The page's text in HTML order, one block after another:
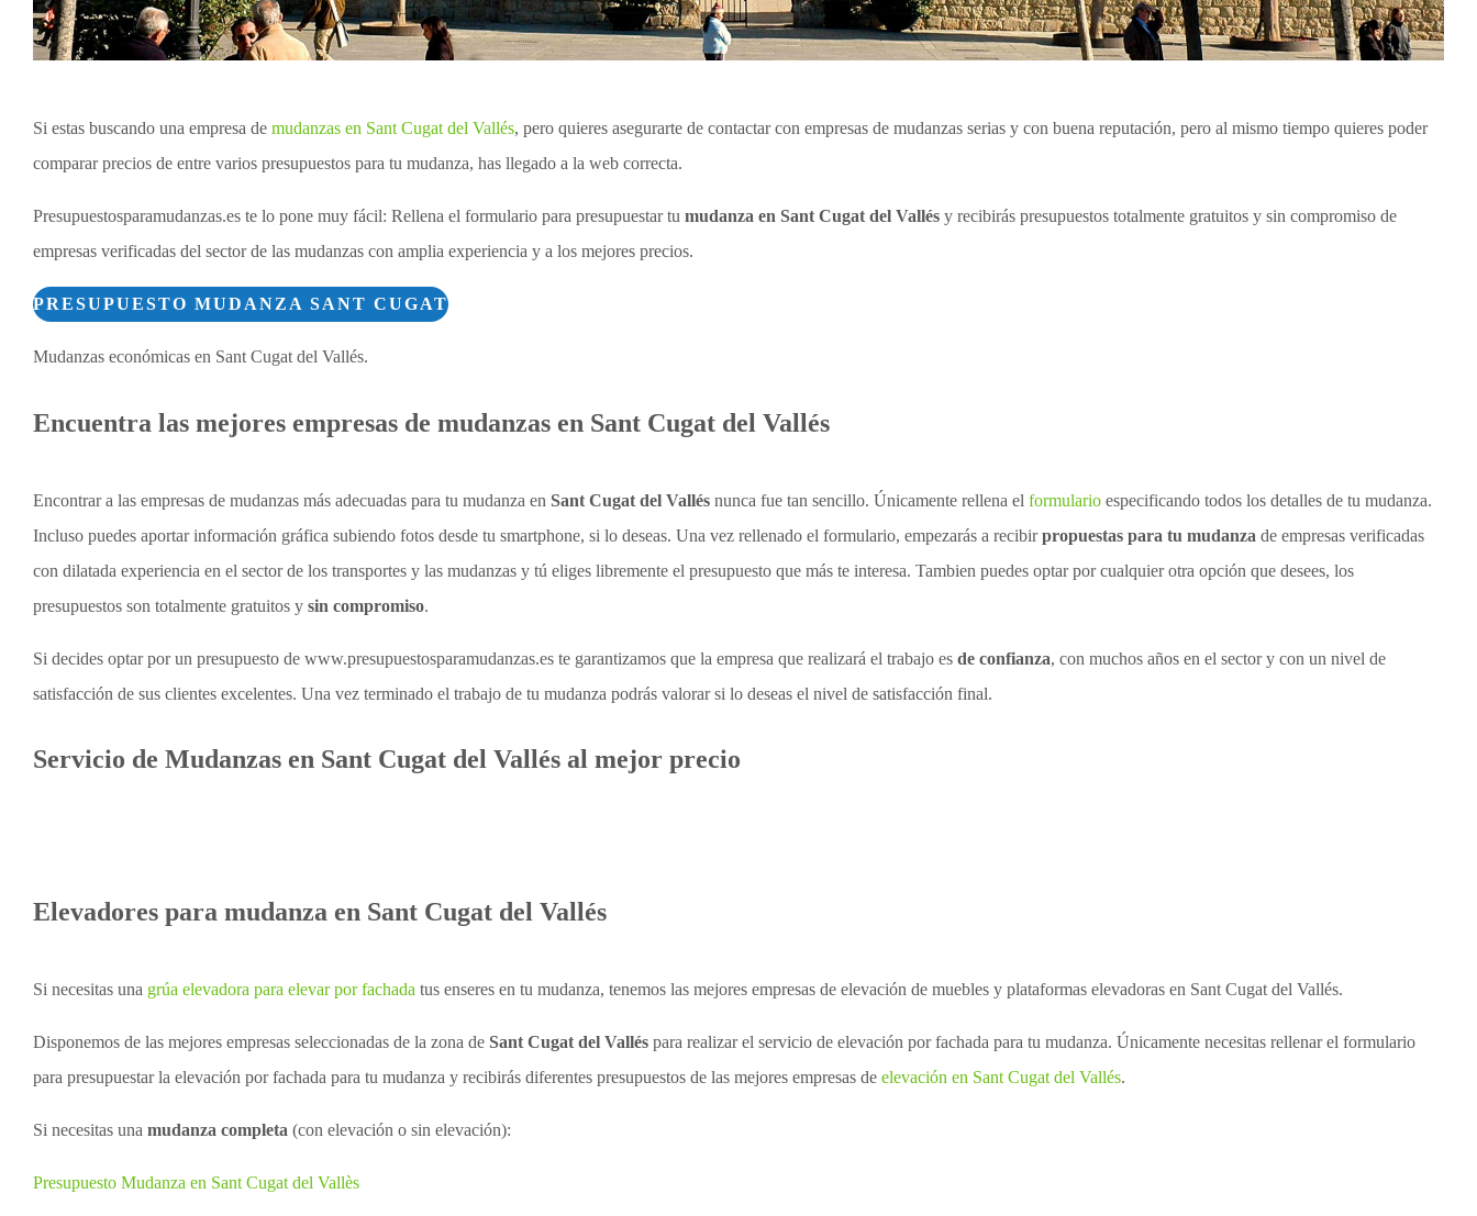
Si estas buscando una empresa de mudanzas en Sant Cugat del Vallés, pero quieres asegurarte de contactar con empresas de mudanzas serias y con buena reputación, pero al mismo tiempo quieres poder
comparar precios de entre varios presupuestos para tu mudanza, has llegado a la web correcta.
Presupuestosparamudanzas.es te lo pone muy fácil: Rellena el formulario para presupuestar tu mudanza en Sant Cugat del Vallés y recibirás presupuestos totalmente gratuitos y sin compromiso de
empresas verificadas del sector de las mudanzas con amplia experiencia y a los mejores precios.
PRESUPUESTO MUDANZA SANT CUGAT
Mudanzas económicas en Sant Cugat del Vallés.
Encuentra las mejores empresas de mudanzas en Sant Cugat del Vallés
Encontrar a las empresas de mudanzas más adecuadas para tu mudanza en Sant Cugat del Vallés nunca fue tan sencillo. Únicamente rellena el formulario especificando todos los detalles de tu mudanza.
Incluso puedes aportar información gráfica subiendo fotos desde tu smartphone, si lo deseas. Una vez rellenado el formulario, empezarás a recibirpropuestas para tu mudanza de empresas verificadas
con dilatada experiencia en el sector de los transportes y las mudanzas y tú eliges libremente el presupuesto que más te interesa. Tambien puedes optar por cualquier otra opción que desees, los
presupuestos son totalmente gratuitos y sin compromiso.
Si decides optar por un presupuesto de www.presupuestosparamudanzas.es te garantizamos que la empresa que realizará el trabajo es de confianza, con muchos años en el sector y con un nivel de
satisfacción de sus clientes excelentes. Una vez terminado el trabajo de tu mudanza podrás valorar si lo deseas el nivel de satisfacción final.
Servicio de Mudanzas en Sant Cugat del Vallés al mejor precio
Elevadores para mudanza en Sant Cugat del Vallés
Si necesitas una grúa elevadora para elevar por fachada tus enseres en tu mudanza, tenemos las mejores empresas de elevación de muebles y plataformas elevadoras en Sant Cugat del Vallés.
Disponemos de las mejores empresas seleccionadas de la zona de Sant Cugat del Vallés para realizar el servicio de elevación por fachada para tu mudanza. Únicamente necesitas rellenar el formulario
para presupuestar la elevación por fachada para tu mudanza y recibirás diferentes presupuestos de las mejores empresas de elevación en Sant Cugat del Vallés.
Si necesitas una mudanza completa (con elevación o sin elevación):
Presupuesto Mudanza en Sant Cugat del Vallès